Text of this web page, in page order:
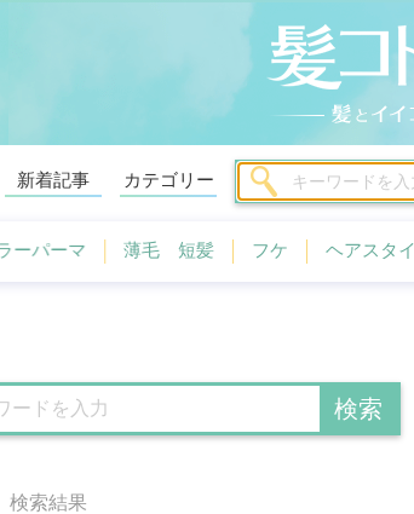
新着記事 カテゴリー
マ 薄毛 短髪 フケ ヘアスタイル
検索
検索結果